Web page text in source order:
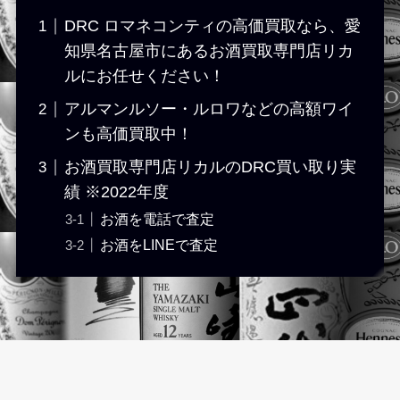
DRC ロマネコンティの高価買取なら、愛
知県名古屋市にあるお酒買取専門店リカ
ルにお任せください！
アルマンルソー・ルロワなどの高額ワイ
ンも高価買取中！
お酒買取専門店リカルのDRC買い取り実
績 ※2022年度
お酒を電話で査定
お酒をLINEで査定